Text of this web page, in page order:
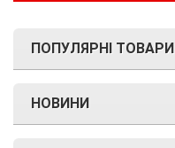
ПОПУЛЯРНІ ТОВАРИ
НОВИНИ